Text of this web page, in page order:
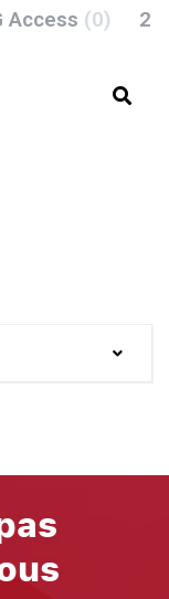
Access (0)